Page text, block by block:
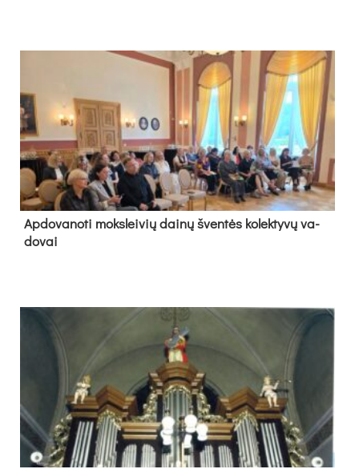
Ap­do­va­no­ti moks­lei­vių dai­nų šven­tės ko­lek­ty­vų va­
do­vai